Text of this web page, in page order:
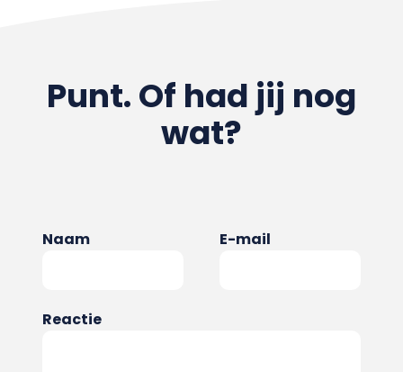
Punt. Of had jij nog
wat?
Naam E-mail
Reactie